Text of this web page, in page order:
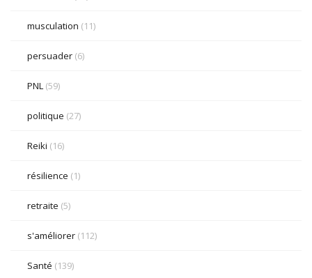
musculation (11)
persuader (6)
PNL (59)
politique (27)
Reiki (16)
résilience (1)
retraite (5)
s'améliorer (112)
Santé (139)